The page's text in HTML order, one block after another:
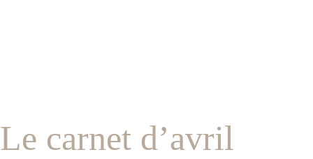
Le carnet d’avril